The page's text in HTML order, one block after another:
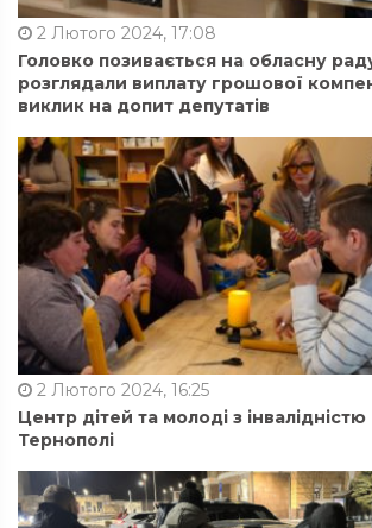
2 Лютого 2024, 17:08
Головко позивається на обласну
розглядали виплату грошової
виклик на допит депутатів
2 Лютого 2024, 16:25
Центр дітей та молоді з
Тернополі